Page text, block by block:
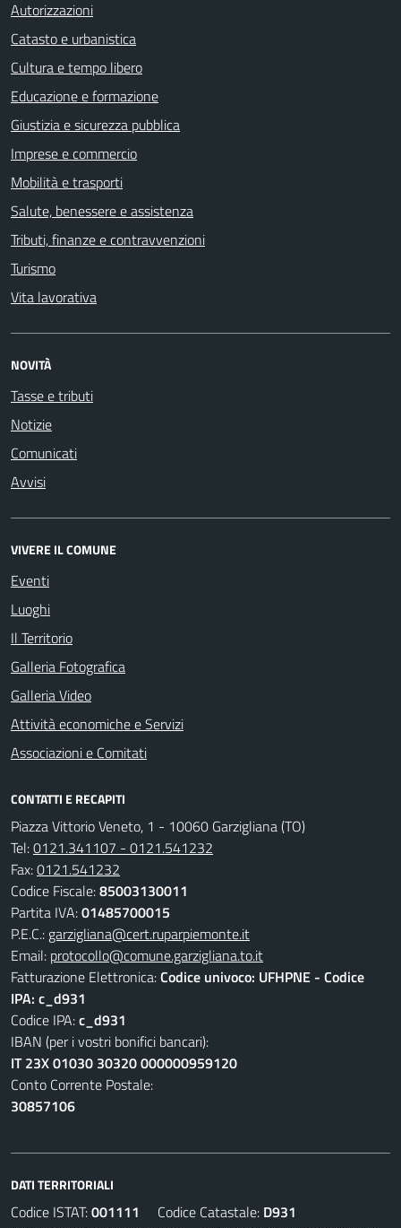
Autorizzazioni
Catasto e urbanistica
Cultura e tempo libero
Educazione e formazione
Giustizia e sicurezza pubblica
Imprese e commercio
Mobilità e trasporti
Salute, benessere e assistenza
Tributi, finanze e contravvenzioni
Turismo
Vita lavorativa
NOVITÀ
Tasse e tributi
Notizie
Comunicati
Avvisi
VIVERE IL COMUNE
Eventi
Luoghi
Il Territorio
Galleria Fotografica
Galleria Video
Attività economiche e Servizi
Associazioni e Comitati
CONTATTI E RECAPITI
Piazza Vittorio Veneto, 1 - 10060 Garzigliana (TO)
Tel:0121.341107 - 0121.541232
Fax:0121.541232
Codice Fiscale:85003130011
Partita IVA:01485700015
P.E.C.: garzigliana@cert.ruparpiemonte.it
Email: protocollo@comune.garzigliana.to.it
Fatturazione Elettronica:Codice univoco: UFHPNE - Codice
IPA: c_d931
Codice IPA:c_d931
IBAN (per i vostri bonifici bancari):
IT 23X 01030 30320 000000959120
Conto Corrente Postale:
30857106
DATI TERRITORIALI
Codice ISTAT:001111 Codice Catastale: D931